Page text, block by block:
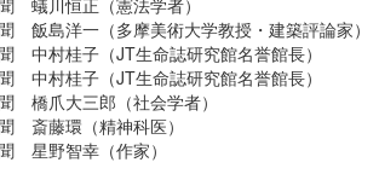
飯島洋一（多摩美術大学教授・建築評論家）
中村桂子（JT生命誌研究館名誉館長）
中村桂子（JT生命誌研究館名誉館長）
橋爪大三郎（社会学者）
斎藤環（精神科医）
星野智幸（作家）